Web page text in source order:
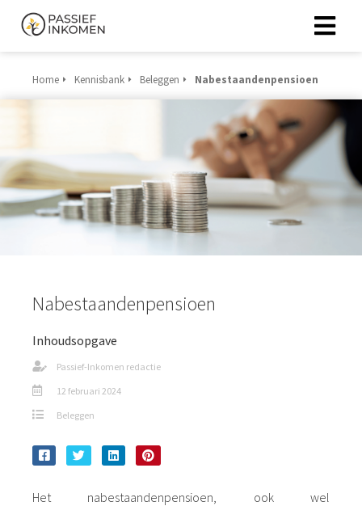
Home Kennisbank Beleggen Nabestaandenpensioen
Nabestaandenpensioen
Inhoudsopgave
Passief-Inkomen redactie
12 februari 2024
Beleggen
Het nabestaandenpensioen, ook wel